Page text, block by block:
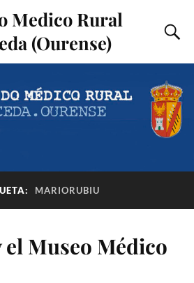
Medico Rural
(Ourense)
MARIORUBIU
el Museo Médico